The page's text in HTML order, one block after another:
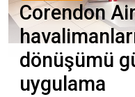
Corendon
dönüşümü
uygulama